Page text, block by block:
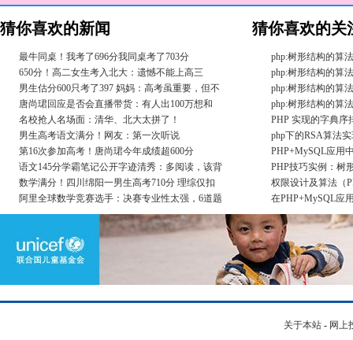
猜你喜欢的新闻
最牛同桌！我考了696分我同桌考了703分
650分！高二女生考入北大：遗憾不能上高三
男生估分600只考了397 妈妈：高考虽重要，但不
唐尚珺回应是否会直播带货：有人出100万想和
名校抢人名场面：清华、北大太拼了！
男生高考语文满分！网友：第一次听说
第16次参加高考！唐尚珺今年成绩超600分
语文145分学霸笔记公开字迹清秀：多阅读，该背
数学满分！四川绵阳一男生高考710分 理综仅扣
阿里全球数学竞赛选手：决赛专业性太强，6道题
猜你喜欢的关
php:树形结构的算
php:树形结构的算
php:树形结构的算
php:树形结构的算
PHP 实现的字典序
php下的RSA算法
PHP+MySQL应用
PHP技巧实例：树
权限设计及算法（
在PHP+MySQL应
关于本站 - 网上